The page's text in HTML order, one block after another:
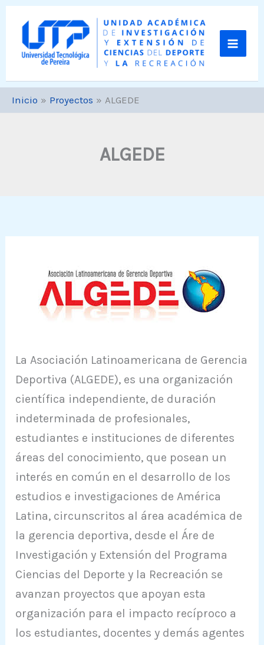
contenido
Inicio Proyectos ALGEDE
ALGEDE
La Asociación Latinoamericana de Gerencia
Deportiva (ALGEDE), es una organización
científica independiente, de duración
indeterminada de profesionales,
estudiantes e instituciones de diferentes
áreas del conocimiento, que posean un
interés en común en el desarrollo de los
estudios e investigaciones de América
Latina, circunscritos al área académica de
la gerencia deportiva, desde el Áre de
Investigación y Extensión del Programa
Ciencias del Deporte y la Recreación se
avanzan proyectos que apoyan esta
organización para el impacto recíproco a
los estudiantes, docentes y demás agentes